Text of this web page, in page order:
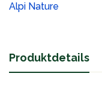
Alpi Nature
Produktdetails